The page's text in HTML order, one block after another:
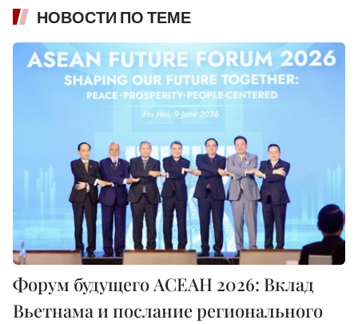
НОВОСТИ ПО ТЕМЕ
Форум будущего АСЕАН 2026: Вклад
Вьетнама и послание регионального